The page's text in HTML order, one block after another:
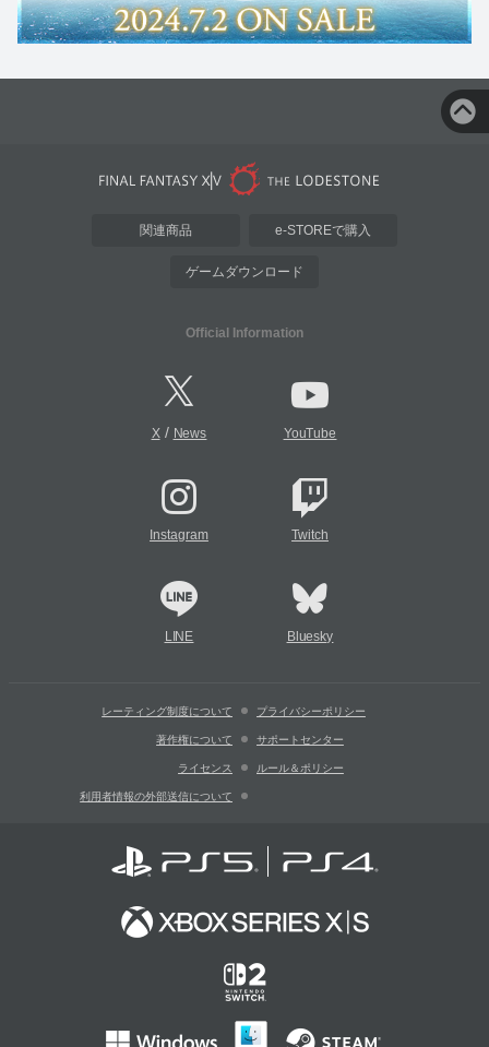
関連商品 e-STOREで購入
ゲームダウンロード
Official Information
X/ News YouTube
Instagram Twitch
LINE Bluesky
レーティング制度について プライバシーポリシー
著作権について サポートセンター
ライセンス ルール＆ポリシー
利用者情報の外部送信について